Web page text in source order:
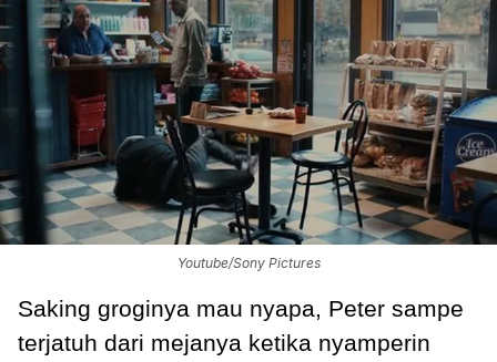
Youtube/Sony Pictures
Saking groginya mau nyapa, Peter sampe
terjatuh dari mejanya ketika nyamperin